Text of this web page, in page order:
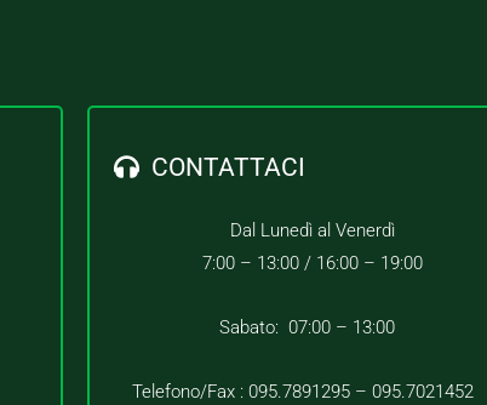
CONTATTACI
Dal Lunedì al Venerdì
7:00 – 13:00 / 16:00 – 19:00
Sabato: 07:00 – 13:00
Telefono/Fax : 095.7891295 – 095.7021452